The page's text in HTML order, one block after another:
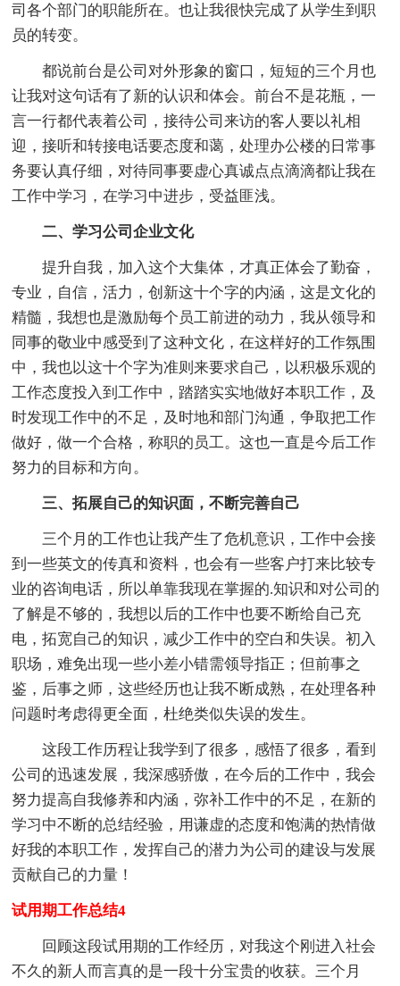
司各个部门的职能所在。也让我很快完成了从学生到职
员的转变。
都说前台是公司对外形象的窗口，短短的三个月也
让我对这句话有了新的认识和体会。前台不是花瓶，一
言一行都代表着公司，接待公司来访的客人要以礼相
迎，接听和转接电话要态度和蔼，处理办公楼的日常事
务要认真仔细，对待同事要虚心真诚点点滴滴都让我在
工作中学习，在学习中进步，受益匪浅。
二、学习公司企业文化
提升自我，加入这个大集体，才真正体会了勤奋，
专业，自信，活力，创新这十个字的内涵，这是文化的
精髓，我想也是激励每个员工前进的动力，我从领导和
同事的敬业中感受到了这种文化，在这样好的工作氛围
中，我也以这十个字为准则来要求自己，以积极乐观的
工作态度投入到工作中，踏踏实实地做好本职工作，及
时发现工作中的不足，及时地和部门沟通，争取把工作
做好，做一个合格，称职的员工。这也一直是今后工作
努力的目标和方向。
三、拓展自己的知识面，不断完善自己
三个月的工作也让我产生了危机意识，工作中会接
到一些英文的传真和资料，也会有一些客户打来比较专
业的咨询电话，所以单靠我现在掌握的.知识和对公司的
了解是不够的，我想以后的工作中也要不断给自己充
电，拓宽自己的知识，减少工作中的空白和失误。初入
职场，难免出现一些小差小错需领导指正；但前事之
鉴，后事之师，这些经历也让我不断成熟，在处理各种
问题时考虑得更全面，杜绝类似失误的发生。
这段工作历程让我学到了很多，感悟了很多，看到
公司的迅速发展，我深感骄傲，在今后的工作中，我会
努力提高自我修养和内涵，弥补工作中的不足，在新的
学习中不断的总结经验，用谦虚的态度和饱满的热情做
好我的本职工作，发挥自己的潜力为公司的建设与发展
贡献自己的力量！
试用期工作总结4
回顾这段试用期的工作经历，对我这个刚进入社会
不久的新人而言真的是一段十分宝贵的收获。三个月